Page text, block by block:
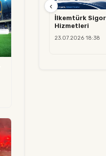
İlkemtürk
Hizmetleri
23.07.2026 18:38
‹